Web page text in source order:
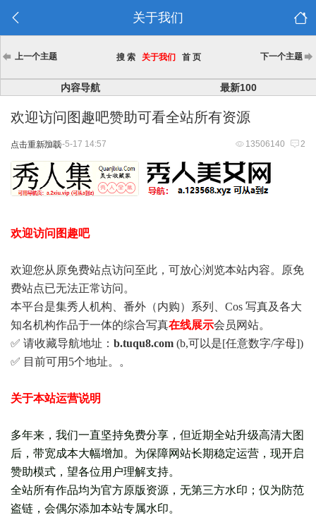
关于我们
上一个主题 搜 索 关于我们 首 页 下一个主题
内容导航 最新100
欢迎访问图趣吧赞助可看全站所有资源
点击重新加载 13506140 2
2025-5-17 14:57
欢迎访问图趣吧
欢迎您从原免费站点访问至此，可放心浏览本站内容。原免
费站点已无法正常访问。
本平台是集秀人机构、番外（内购）系列、Cos 写真及各大
知名机构作品于一体的综合写真在线展示会员网站。
✅ 请收藏导航地址： b.tuqu8.com (b,可以是[任意数字/字母])
✅ 目前可用5个地址。。
关于本站运营说明
多年来，我们一直坚持免费分享，但近期全站升级高清大图
后，带宽成本大幅增加。为保障网站长期稳定运营，现开启
赞助模式，望各位用户理解支持。
全站所有作品均为官方原版资源，无第三方水印；仅为防范
盗链，会偶尔添加本站专属水印。